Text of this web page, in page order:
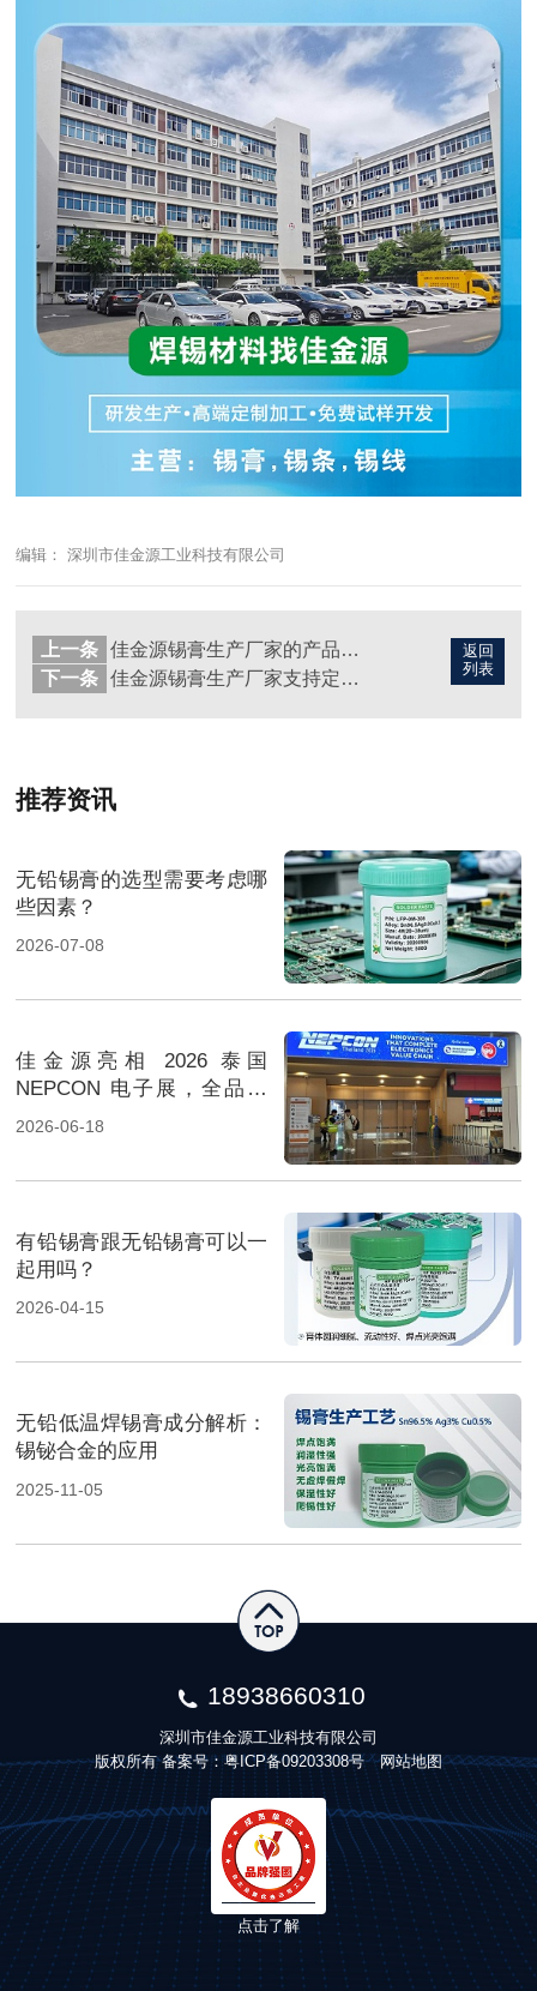
编辑： 深圳市佳金源工业科技有限公司
返回
列表
上一条
佳金源锡膏生产厂家的产品种类区分
下一条
佳金源锡膏生产厂家支持定制化产品服务
推荐资讯
无铅锡膏的选型需要考虑哪
些因素？
2026-07-08
佳金源亮相 2026 泰国
NEPCON 电子展，全品类
焊料重磅展出，高性能锡膏
2026-06-18
有铅锡膏跟无铅锡膏可以一
起用吗？
2026-04-15
无铅低温焊锡膏成分解析：
锡铋合金的应用
2025-11-05
18938660310
深圳市佳金源工业科技有限公司
版权所有 备案号：粤ICP备09203308号 网站地图
点击了解